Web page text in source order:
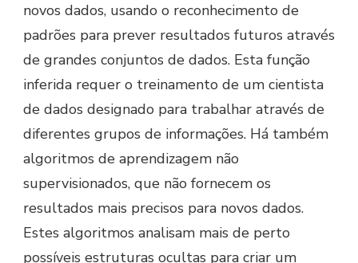
novos dados, usando o reconhecimento de
padrões para prever resultados futuros através
de grandes conjuntos de dados. Esta função
inferida requer o treinamento de um cientista
de dados designado para trabalhar através de
diferentes grupos de informações. Há também
algoritmos de aprendizagem não
supervisionados, que não fornecem os
resultados mais precisos para novos dados.
Estes algoritmos analisam mais de perto
possíveis estruturas ocultas para criar um